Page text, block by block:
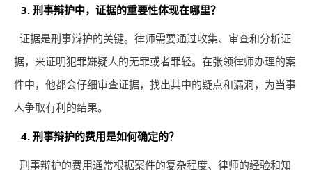
3. 刑事辩护中，证据的重要性体现在哪里？
证据是刑事辩护的关键。律师需要通过收集、审查和分析证
据，来证明犯罪嫌疑人的无罪或者罪轻。在张领律师办理的案
件中，他都会仔细审查证据，找出其中的疑点和漏洞，为当事
人争取有利的结果。
4. 刑事辩护的费用是如何确定的？
刑事辩护的费用通常根据案件的复杂程度、律师的经验和知